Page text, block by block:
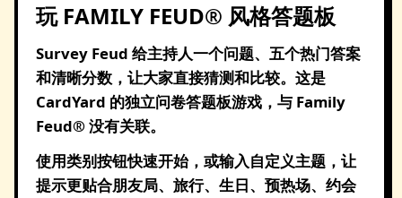
玩 FAMILY FEUD® 风格答题板
Survey Feud 给主持人一个问题、五个热门答案
和清晰分数，让大家直接猜测和比较。这是
CardYard 的独立问卷答题板游戏，与 Family
Feud® 没有关联。
使用类别按钮快速开始，或输入自定义主题，让
提示更贴合朋友局、旅行、生日、预热场、约会